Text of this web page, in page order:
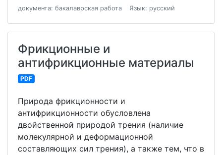
документа: бакалаврская работа
Язык: русский
Фрикционные и
антифрикционные материалы
PDF
Природа фрикционности и
антифрикционности обусловлена
двойственной природой трения (наличие
молекулярной и деформационной
составляющих сил трения), а также тем, что в